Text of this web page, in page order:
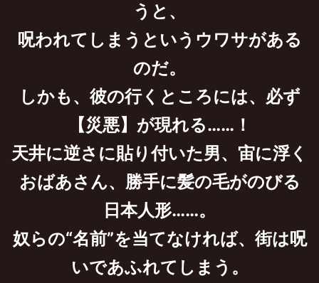
うと、
呪われてしまうというウワサがある
のだ。
しかも、彼の行くところには、必ず
【災悪】が現れる……！
天井に逆さに貼り付いた男、宙に浮く
おばあさん、勝手に髪の毛がのびる
日本人形……。
奴らの“名前”を当てなければ、街は呪
いであふれてしまう。